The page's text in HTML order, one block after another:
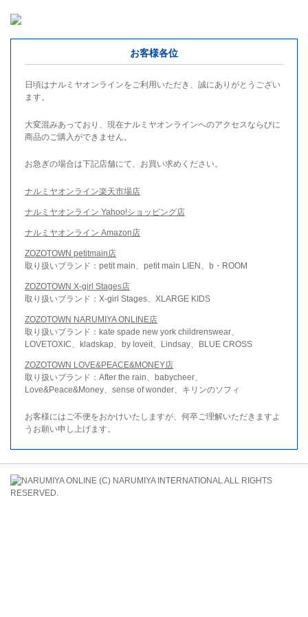
お客様各位
日頃はナルミヤオンラインをご利用いただき、誠にありがとうござい
ます。
大変混みあっており、現在ナルミヤオンラインへのアクセスならびに
商品のご購入ができません。
お急ぎの場合は下記店舗にて、お買い求めください。
ナルミヤオンライン楽天市場店
ナルミヤオンライン Yahoo!ショッピング店
ナルミヤオンライン Amazon店
ZOZOTOWN petitmain店
取り扱いブランド：petit main、petit main LIEN、b・ROOM
ZOZOTOWN X-girl Stages店
取り扱いブランド：X-girl Stages、XLARGE KIDS
ZOZOTOWN NARUMIYA ONLINE店
取り扱いブランド：kate spade new york childrenswear、
LOVETOXIC、kladskap、by loveit、Lindsay、BLUE CROSS
ZOZOTOWN LOVE&PEACE&MONEY店
取り扱いブランド：After the rain、babycheer、
Love&Peace&Money、sense of wonder、キリンのソフィ
お客様にはご不便をおかけいたしますが、何卒ご理解いただきますよ
うお願い申し上げます。